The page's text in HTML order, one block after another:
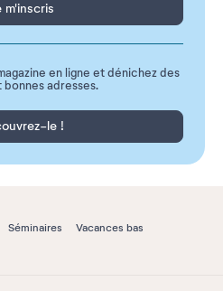
m'inscris
en ligne et dénichez des
adresses.
le !
Séminaires
Vacances bas